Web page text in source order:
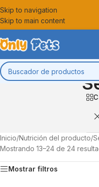
Skip to navigation
Skip to main content
Inicio/Nutrición del producto/
Mostrando 13–24 de 24
Mostrar filtros